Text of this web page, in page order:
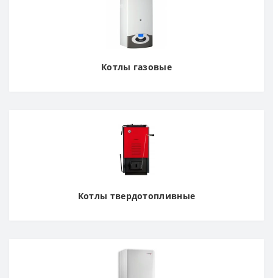
Котлы газовые
Котлы твердотопливные